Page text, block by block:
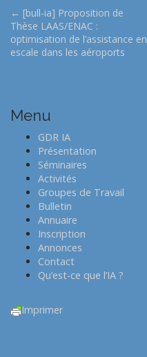
P
o
s
v
← [bull-ia] Proposition de
Thèse LAAS/ENAC :
optimisation de l’assistance en
escale dans les aéroports
Menu
GDR IA
Présentation
Séminaires
Activités
Groupes de Travail
Bulletin
Annuaire
Inscription
Annonces
Contact
Qu’est-ce que l’IA ?
Imprimer